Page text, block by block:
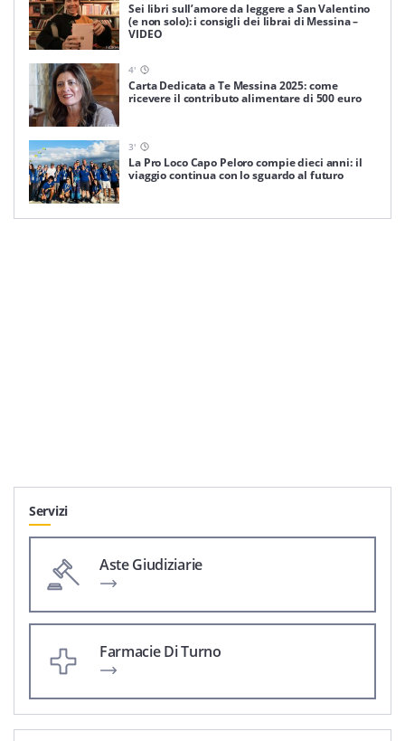
Sei libri sull’amore da leggere a San Valentino
(e non solo): i consigli dei librai di Messina –
VIDEO
4'
Carta Dedicata a Te Messina 2025: come
ricevere il contributo alimentare di 500 euro
3'
La Pro Loco Capo Peloro compie dieci anni: il
viaggio continua con lo sguardo al futuro
Servizi
Aste Giudiziarie
Farmacie Di Turno